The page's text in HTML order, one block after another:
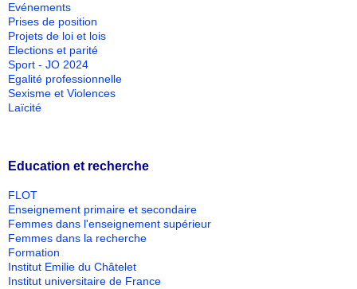
Evénements
Prises de position
Projets de loi et lois
Elections et parité
Sport - JO 2024
Egalité professionnelle
Sexisme et Violences
Laïcité
Education et recherche
FLOT
Enseignement primaire et secondaire
Femmes dans l'enseignement supérieur
Femmes dans la recherche
Formation
Institut Emilie du Châtelet
Institut universitaire de France